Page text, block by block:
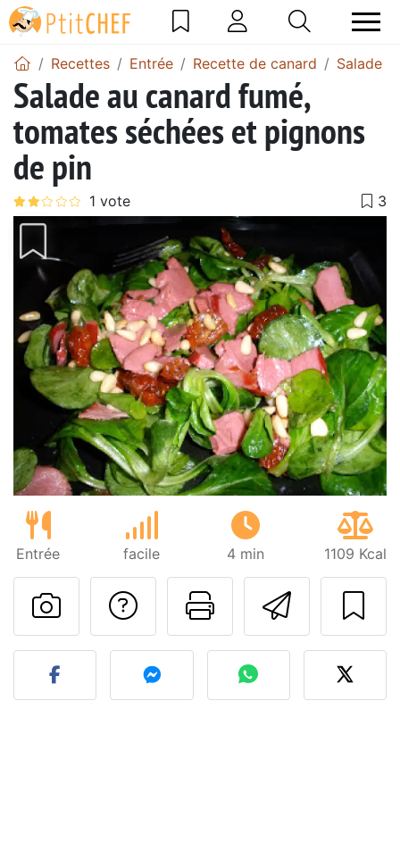
Recettes Entrée Recette de canard Salade
Salade au canard fumé,
tomates séchées et pignons
de pin
Entrée facile 4 min 1109 Kcal
Imprimer
Poser une
Publier votre photo de